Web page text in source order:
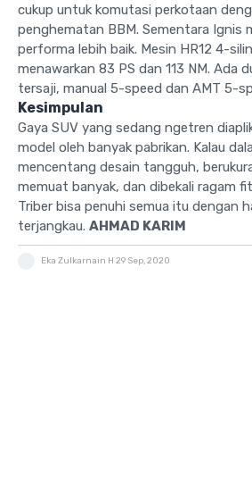
cukup untuk komutasi perkotaan
penghematan BBM. Sementara Ignis
performa lebih baik. Mesin HR12 4-
menawarkan 83 PS dan 113 NM. Ada
tersaji, manual 5-speed dan AMT 5-
Kesimpulan
Gaya SUV yang sedang ngetren
model oleh banyak pabrikan. Kalau
mencentang desain tangguh,
memuat banyak, dan dibekali ragam
Triber bisa penuhi semua itu dengan
terjangkau. AHMAD KARIM
Eka Zulkarnain H 29 Sep, 2020